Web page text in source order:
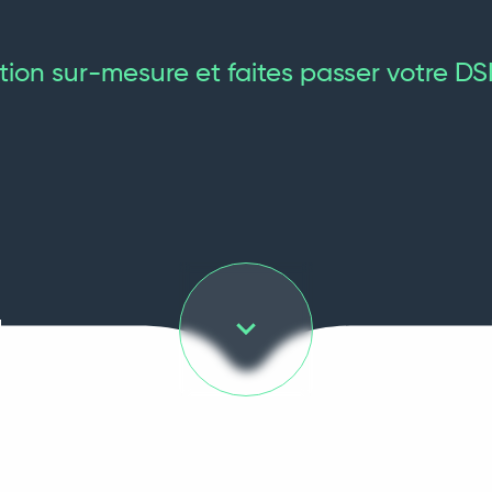
sur-mesure et faites passer votre